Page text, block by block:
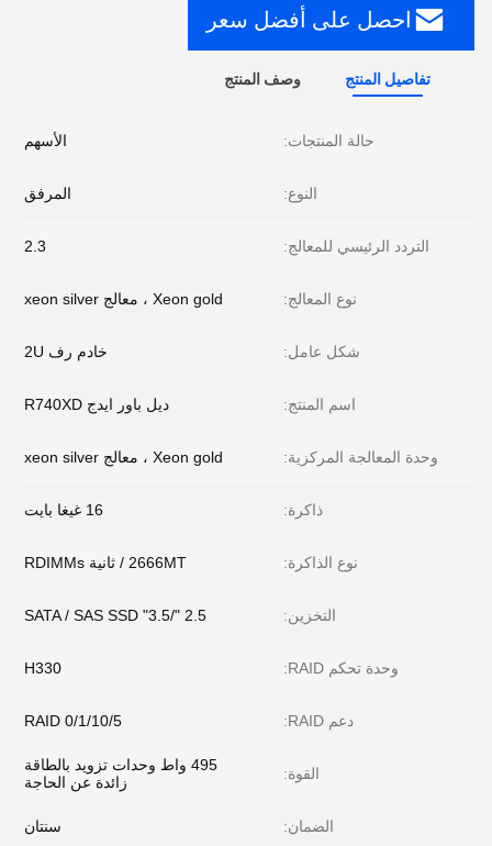
احصل على أفضل سعر
تفاصيل المنتج وصف المنتج
حالة المنتجات: الأسهم
النوع: المرفق
التردد الرئيسي للمعالج: 2.3
نوع المعالج: Xeon gold ، معالج xeon silver
شكل عامل: خادم رف 2U
اسم المنتج: ديل باور ايدج R740XD
وحدة المعالجة المركزية: Xeon gold ، معالج xeon silver
ذاكرة: 16 غيغا بايت
نوع الذاكرة: 2666MT / ثانية RDIMMs
التخزين: 2.5 "/3.5" SATA / SAS SSD
وحدة تحكم RAID: H330
دعم RAID: RAID 0/1/10/5
القوة:
495 واط وحدات تزويد بالطاقة
زائدة عن الحاجة
الضمان: سنتان